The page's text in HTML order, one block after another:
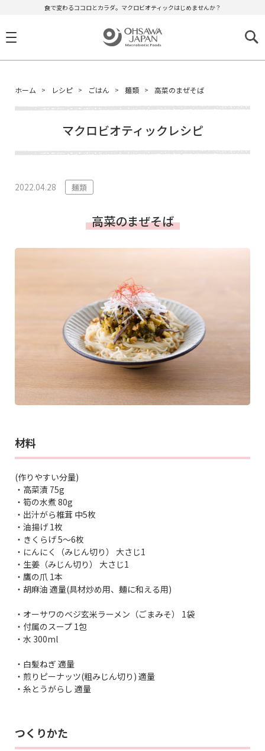
食で変わるココロとカラダ。マクロビオティックはじめませんか？
ホーム レシピ ごはん 麺類 高菜のまぜそば
マクロビオティックレシピ
2022.04.28 麺類
高菜のまぜそば
材料
(作りやすい分量)
・高菜漬 75g
・筍の水煮 80g
・出汁がら椎茸 中5枚
・油揚げ 1枚
・きくらげ 5〜6枚
・にんにく（みじん切り） 大さじ1
・生姜（みじん切り） 大さじ1
・鷹の爪 1本
・胡麻油 適量(具材炒め用、麺に和える用)
・オーサワのベジ玄米ラーメン（ごまみそ） 1袋
・付属のスープ 1包
・水 300ml
・白髪ねぎ 適量
・煎りピーナッツ(粗みじん切り) 適量
・糸とうがらし 適量
つくりかた